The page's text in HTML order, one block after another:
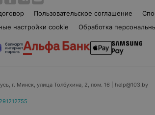
Пользовательское соглашение
настройки cookie Обработка
г. Минск, улица Толбухина, 2, пом. 16 | help@103.by